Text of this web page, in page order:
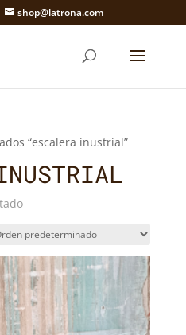
shop@latrona.com
“escalera inustrial”